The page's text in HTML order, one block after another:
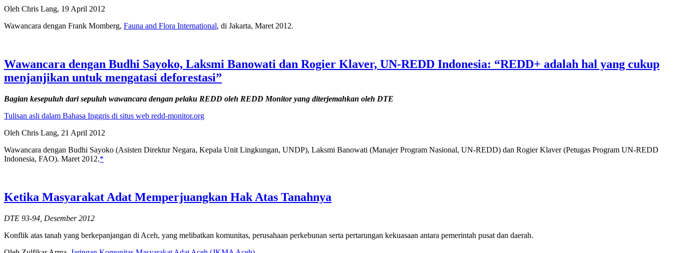
Oleh Chris Lang, 19 April 2012
Wawancara dengan Frank Momberg, Fauna and Flora International, di Jakarta, Maret 2012.
Wawancara dengan Budhi Sayoko, Laksmi Banowati dan Rogier Klaver, UN-REDD Indonesia: “REDD+ adalah hal yang cukup
menjanjikan untuk mengatasi deforestasi”
Bagian kesepuluh dari sepuluh wawancara dengan pelaku REDD oleh REDD Monitor yang diterjemahkan oleh DTE
Tulisan asli dalam Bahasa Inggris di situs web redd-monitor.org
Oleh Chris Lang, 21 April 2012
Wawancara dengan Budhi Sayoko (Asisten Direktur Negara, Kepala Unit Lingkungan, UNDP), Laksmi Banowati (Manajer Program Nasional, UN-REDD) dan Rogier Klaver (Petugas Program UN-REDD
Indonesia, FAO). Maret 2012.*
Ketika Masyarakat Adat Memperjuangkan Hak Atas Tanahnya
DTE 93-94, Desember 2012
Konflik atas tanah yang berkepanjangan di Aceh, yang melibatkan komunitas, perusahaan perkebunan serta pertarungan kekuasaan antara pemerintah pusat dan daerah.